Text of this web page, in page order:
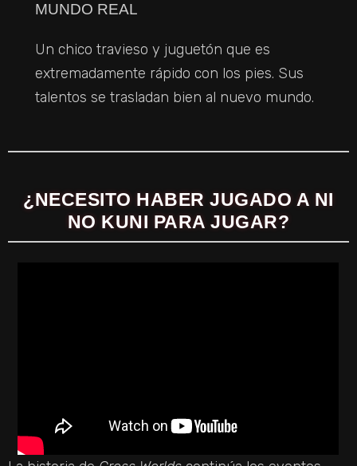
MUNDO REAL
Un chico travieso y juguetón que es
extremadamente rápido con los pies. Sus
talentos se trasladan bien al nuevo mundo.
¿NECESITO HABER JUGADO A NI
NO KUNI PARA JUGAR?